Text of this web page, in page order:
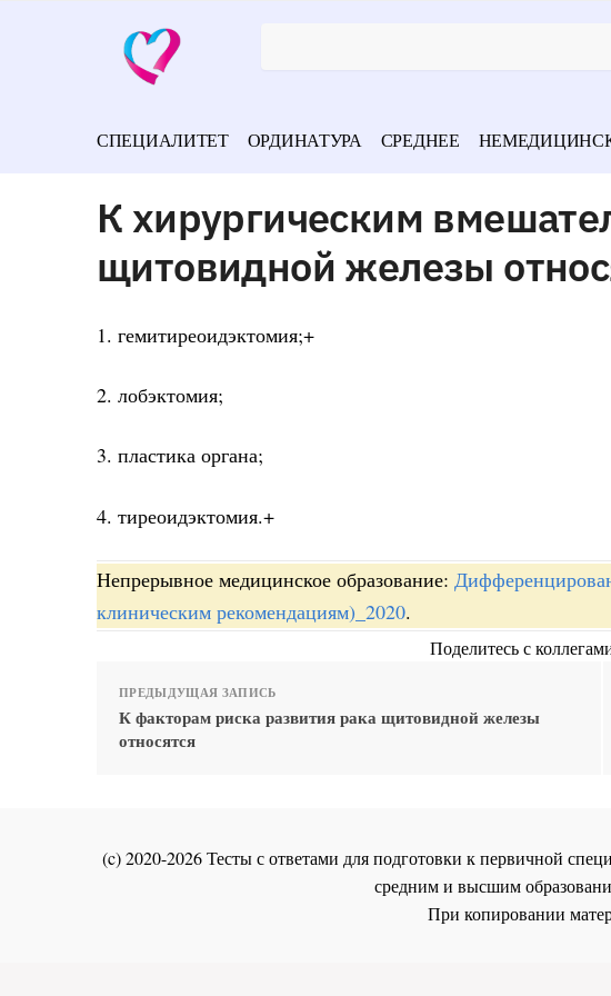
СПЕЦИАЛИТЕТ ОРДИНАТУРА СРЕДНЕЕ
К хирургическим
щитовидной железы
1. гемитиреоидэктомия;+
2. лобэктомия;
3. пластика органа;
4. тиреоидэктомия.+
Непрерывное медицинское образование:
клиническим рекомендациям)_2020.
Поделитесь с
ПРЕДЫДУЩАЯ ЗАПИСЬ
К факторам риска развития рака щитовидной железы
относятся
(c) 2020-2026 Тесты с ответами для подготовки к первичной
средним и высшим
При копировании